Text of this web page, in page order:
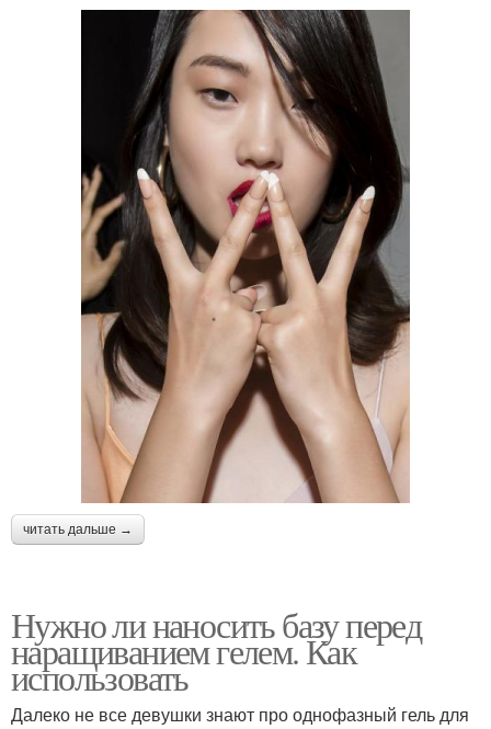
читать дальше →
Нужно ли наносить базу перед
наращиванием гелем. Как
использовать
Далеко не все девушки знают про однофазный гель для